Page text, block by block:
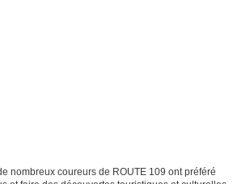
nombreux coureurs de ROUTE 109 ont préféré